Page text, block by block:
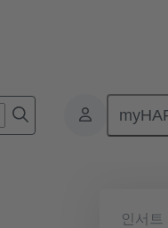
산업용 애플리케이션
인서트